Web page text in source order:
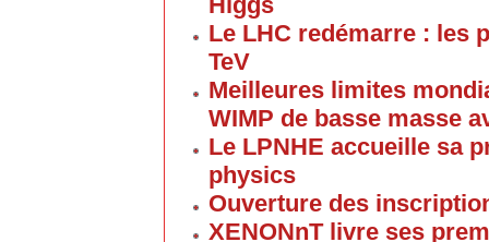
Le LHC redémarre : les
TeV
Meilleures limites
WIMP de basse masse
Le LPNHE accueille sa
physics
Ouverture des
XENONnT livre ses